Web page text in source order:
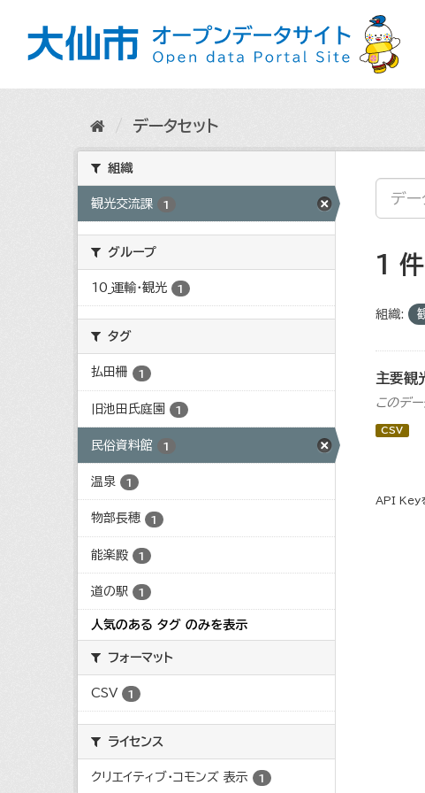
データセット
組織
観光交流課 1
グループ
10_運輸・観光 1
タグ
払田柵 1
旧池田氏庭園 1
民俗資料館 1
温泉 1
物部長穂 1
能楽殿 1
道の駅 1
人気のある タグ のみを表示
フォーマット
CSV 1
ライセンス
クリエイティブ・コモンズ 表示 1
1
組織:
主要観
このデ
CSV
API Key